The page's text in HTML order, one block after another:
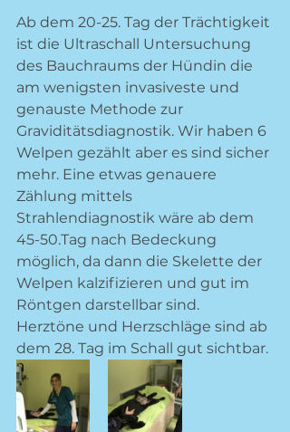
Ab dem 20-25. Tag der Trächtigkeit
ist die Ultraschall Untersuchung
des Bauchraums der Hündin die
am wenigsten invasiveste und
genauste Methode zur
Graviditätsdiagnostik. Wir haben 6
Welpen gezählt aber es sind sicher
mehr. Eine etwas genauere
Zählung mittels
Strahlendiagnostik wäre ab dem
45-50.Tag nach Bedeckung
möglich, da dann die Skelette der
Welpen kalzifizieren und gut im
Röntgen darstellbar sind.
Herztöne und Herzschläge sind ab
dem 28. Tag im Schall gut sichtbar.